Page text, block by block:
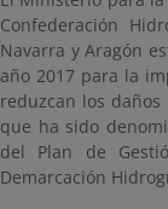
Confederación
Navarra y Aragón
año 2017 para la
reduzcan los
que ha sido
del Plan de
Demarcación